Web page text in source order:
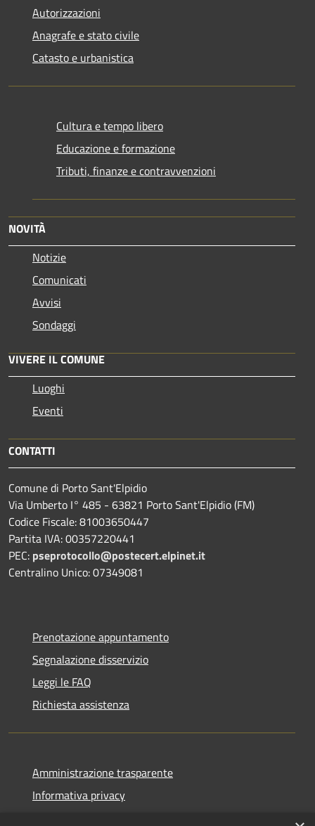
Autorizzazioni
Anagrafe e stato civile
Catasto e urbanistica
Cultura e tempo libero
Educazione e formazione
Tributi, finanze e contravvenzioni
NOVITÀ
Notizie
Comunicati
Avvisi
Sondaggi
VIVERE IL COMUNE
Luoghi
Eventi
CONTATTI
Comune di Porto Sant'Elpidio
Via Umberto I° 485 - 63821 Porto Sant'Elpidio (FM)
Codice Fiscale: 81003650447
Partita IVA: 00357220441
PEC: pseprotocollo@postecert.elpinet.it
Centralino Unico: 07349081
Prenotazione appuntamento
Segnalazione disservizio
Leggi le FAQ
Richiesta assistenza
Amministrazione trasparente
Informativa privacy